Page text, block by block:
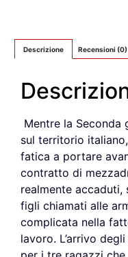
Descrizione Recensioni (0)
Mentre la Seconda
sul territorio
fatica a portare
contratto di
realmente
figli chiamati alle
complicata nella
lavoro. L’arrivo